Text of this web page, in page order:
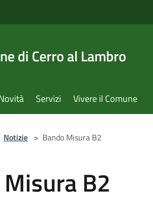
di Cerro al Lambro
Servizi Vivere il Comune
Notizie > Bando Misura B2
B2